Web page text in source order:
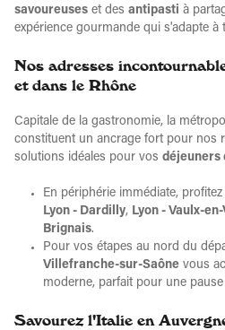
savoureuses et des antipasti à
expérience gourmande qui s'adapte à
Nos adresses
et dans le Rhône
Capitale de la gastronomie, la
constituent un ancrage fort pour nos
solutions idéales pour vos déjeuners
En périphérie immédiate,
Lyon - Dardilly, Lyon - Vaulx-
Brignais.
Pour vos étapes au nord du
Villefranche-sur-Saône vous
moderne, parfait pour une
Savourez l'Italie en